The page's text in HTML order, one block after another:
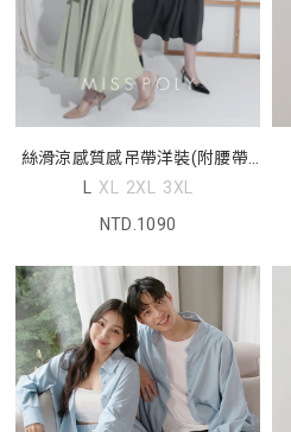
絲滑涼感質感吊帶洋裝(附腰帶)
MISS
L XL 2XL 3XL
NTD.1090